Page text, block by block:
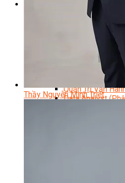
Quản Trị & Phát Triển
Giám Đốc Nhân
Quản Lý Cấp
Công Nghệ Thông Tin
Chuyên Viên
An Ninh Mạng
Chuyên Viên
Quản Trị Hệ
Quản Trị Vận
Data Analyst
Chuyên Viên
Chuyên Viên
Chuyên Viên
Trọn Bộ Công
Trọn Bộ Công
Thầy Nguyễn Minh Triết